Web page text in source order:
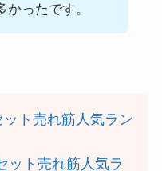
かったです。
ト売れ筋人気ラン
ト売れ筋人気ラ